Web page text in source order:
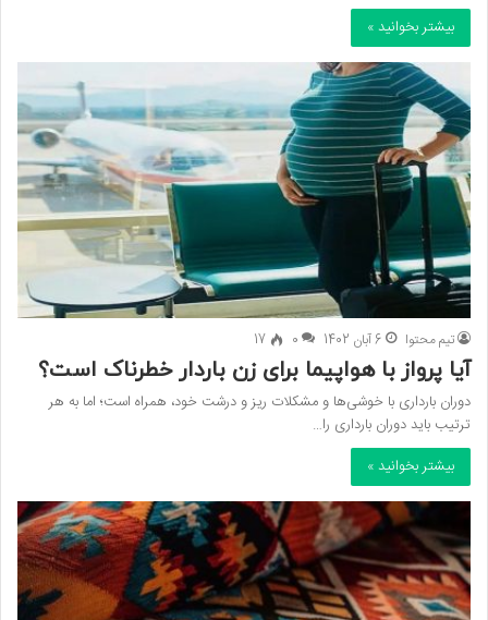
بیشتر بخوانید »
تیم محتوا 6 آبان 1402 0
17
آیا پرواز با هواپیما برای زن باردار خطرناک است؟
دوران بارداری با خوشی‌ها و مشکلات ریز و درشت خود، همراه است؛ اما به هر
ترتیب باید دوران بارداری را…
بیشتر بخوانید »